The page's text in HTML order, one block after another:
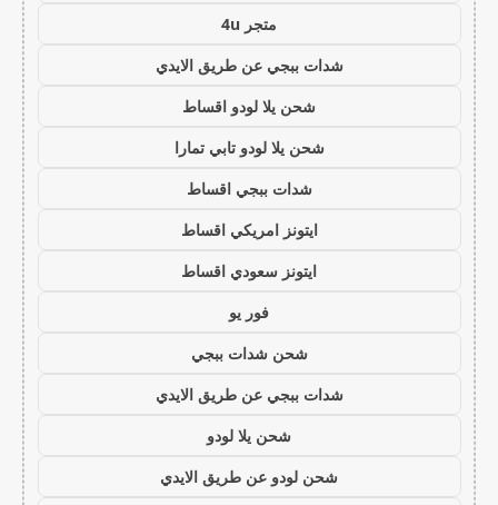
متجر 4u
شدات ببجي عن طريق الايدي
شحن يلا لودو اقساط
شحن يلا لودو تابي تمارا
شدات ببجي اقساط
ايتونز امريكي اقساط
ايتونز سعودي اقساط
فور يو
شحن شدات ببجي
شدات ببجي عن طريق الايدي
شحن يلا لودو
شحن لودو عن طريق الايدي